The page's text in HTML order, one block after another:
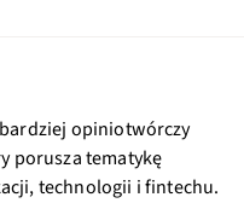
opiniotwórczy
porusza tematykę
technologii i fintechu.